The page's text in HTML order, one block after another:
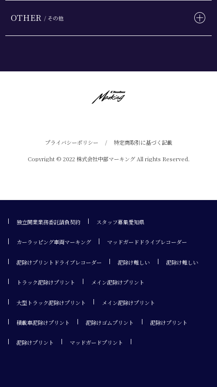
OTHER / その他
プライバシーポリシー / 特定商取引に基づく記載
Copyright © 2022 株式会社中部マーキング All rights Reserved.
独立開業業務委託請負契約 スタッフ募集愛知県
カーラッピング車両マーキング マッドガードドライブレコーダー
泥除けプリントドライブレコーダー 泥除け難しい 泥除け難しい
トラック泥除けプリント メイン泥除けプリント
大型トラック泥除けプリント メイン泥除けプリント
積載車泥除けプリント 泥除けゴムプリント 泥除けプリント
泥除けプリント マッドガードプリント